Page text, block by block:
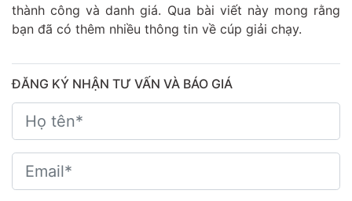
thành công và danh giá. Qua bài viết này mong rằng
bạn đã có thêm nhiều thông tin về cúp giải chạy.
ĐĂNG KÝ NHẬN TƯ VẤN VÀ BÁO GIÁ